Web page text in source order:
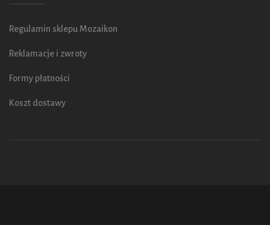
Regulamin sklepu Mozaikon
Reklamacje i zwroty
Formy płatności
Koszt dostawy